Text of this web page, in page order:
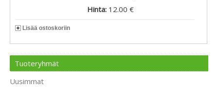
Hinta: 12.00 €
Lisää ostoskoriin
Tuoteryhmät
Uusimmat